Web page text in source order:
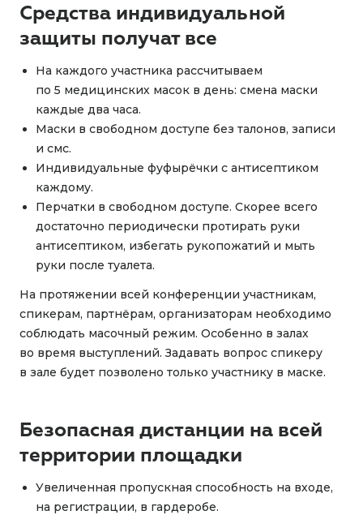
Средства индивидуальной
защиты получат все
На каждого участника рассчитываем
по 5 медицинских масок в день: смена маски
каждые два часа.
Маски в свободном доступе без талонов, записи
и смс.
Индивидуальные фуфырёчки с антисептиком
каждому.
Перчатки в свободном доступе. Скорее всего
достаточно периодически протирать руки
антисептиком, избегать рукопожатий и мыть
руки после туалета.
На протяжении всей конференции участникам,
спикерам, партнёрам, организаторам необходимо
соблюдать масочный режим. Особенно в залах
во время выступлений. Задавать вопрос спикеру
в зале будет позволено только участнику в маске.
Безопасная дистанции на всей
территории площадки
Увеличенная пропускная способность на входе,
на регистрации, в гардеробе.